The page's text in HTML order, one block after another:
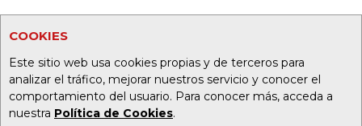
COOKIES
Este sitio web usa cookies propias y de terceros para
analizar el tráfico, mejorar nuestros servicio y conocer el
comportamiento del usuario. Para conocer más, acceda a
nuestra Política de Cookies.